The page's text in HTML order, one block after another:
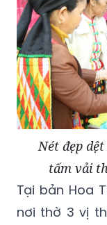
Nét đẹp
tấm vải
Tại bản Hoa
nơi thờ 3 vị